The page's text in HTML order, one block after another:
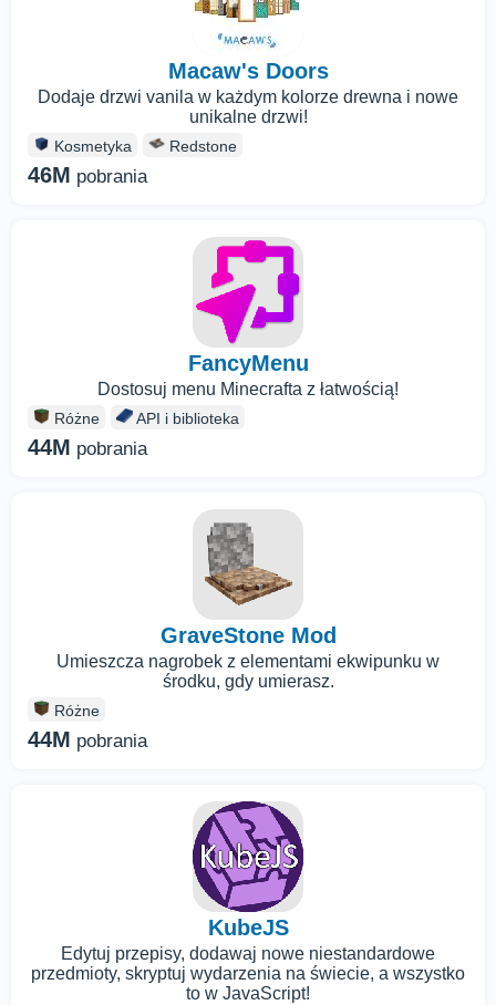
Macaw's Doors
Dodaje drzwi vanila w każdym kolorze drewna i nowe
unikalne drzwi!
Kosmetyka Redstone
46M pobrania
FancyMenu
Dostosuj menu Minecrafta z łatwością!
Różne API i biblioteka
44M pobrania
GraveStone Mod
Umieszcza nagrobek z elementami ekwipunku w
środku, gdy umierasz.
Różne
44M pobrania
KubeJS
Edytuj przepisy, dodawaj nowe niestandardowe
przedmioty, skryptuj wydarzenia na świecie, a wszystko
to w JavaScript!